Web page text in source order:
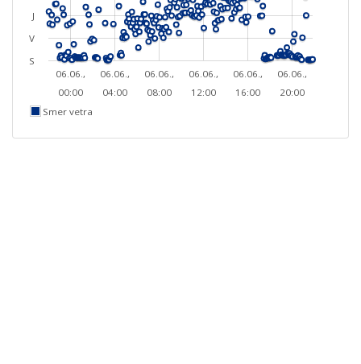
06.06.,
00:00
06.06.,
04:00
06.06.,
08:00
06.06.,
12:00
06.06.,
16:00
06.06.,
20:00
S
V
J
Smer vetra